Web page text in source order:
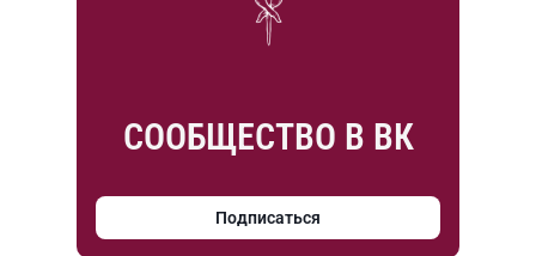
СООБЩЕСТВО В ВК
Подписаться